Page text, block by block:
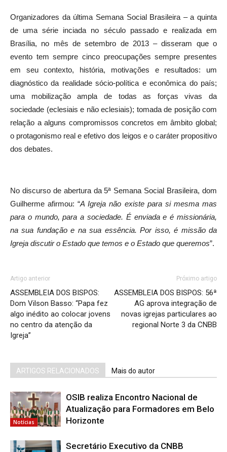
Organizadores da última Semana Social Brasileira – a quinta
de uma série inciada no século passado e realizada em
Brasília, no mês de setembro de 2013 – disseram que o
evento tem sempre cinco preocupações sempre presentes
em seu contexto, história, motivações e resultados: um
diagnóstico da realidade sócio-política e econômica do país;
uma mobilização ampla de todas as forças vivas da
sociedade (eclesiais e não eclesiais); tomada de posição com
relação a alguns compromissos concretos em âmbito global;
o protagonismo real e efetivo dos leigos e o caráter propositivo
dos debates.
No discurso de abertura da 5ª Semana Social Brasileira, dom
Guilherme afirmou: “A Igreja não existe para si mesma mas
para o mundo, para a sociedade. É enviada e é missionária,
na sua fundação e na sua essência. Por isso, é missão da
Igreja discutir o Estado que temos e o Estado que queremos”.
Artigo anterior
ASSEMBLEIA DOS BISPOS:
Dom Vilson Basso: “Papa fez
algo inédito ao colocar jovens
no centro da atenção da
Igreja”
Próximo artigo
ASSEMBLEIA DOS BISPOS: 56ª
AG aprova integração de
novas igrejas particulares ao
regional Norte 3 da CNBB
ARTIGOS RELACIONADOS Mais do autor
Notícias
OSIB realiza Encontro Nacional de
Atualização para Formadores em Belo
Horizonte
Secretário Executivo da CNBB